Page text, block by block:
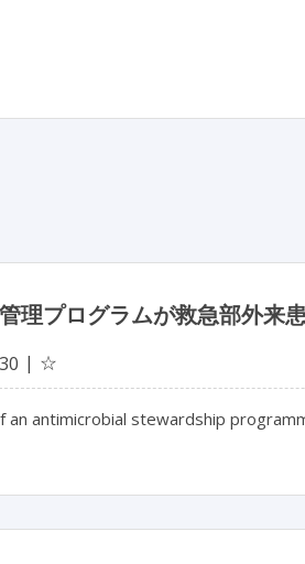
理プログラムが救急部外
☆
an antimicrobial stewardship